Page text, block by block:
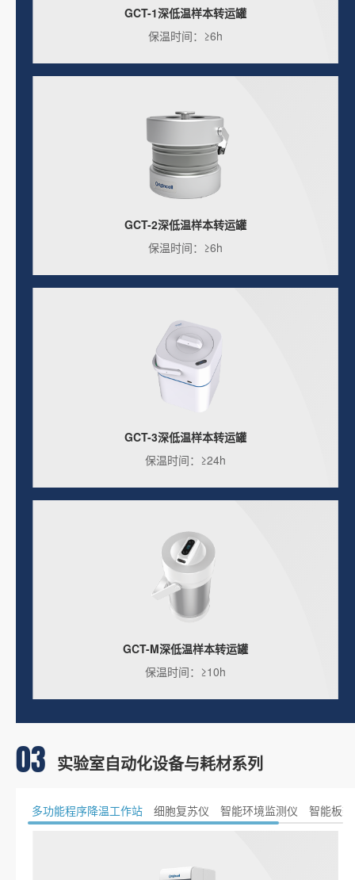
GCT-1深低温样本转运罐
保温时间：≥6h
GCT-2深低温样本转运罐
保温时间：≥6h
GCT-3深低温样本转运罐
保温时间：≥24h
GCT-M深低温样本转运罐
保温时间：≥10h
03 实验室自动化设备与耗材系列
多功能程序降温工作站 细胞复苏仪 智能环境监测仪 智能板